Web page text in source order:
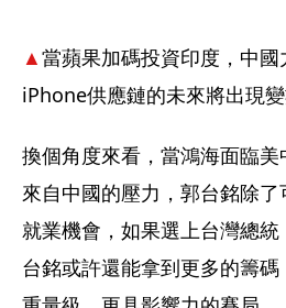
▲當蘋果加碼投資印度，中
iPhone供應鏈的未來將出現變
換個角度來看，當鴻海面臨
來自中國的壓力，郭台銘除
就業機會，如果選上台灣總
台銘或許還能拿到更多的籌